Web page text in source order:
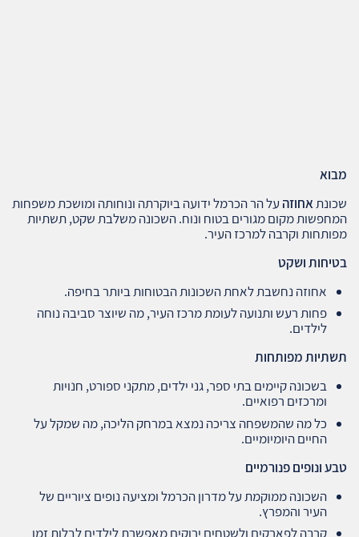
מבוא
שכונתאחוזהעל הר הכרמל ידועה ביוקרתה ונוחותה ומושכת משפחות
המחפשות מקום מגורים בטוח ונוח. השכונה משלבת שקט, תשתיות
מפותחות וקרבה למרכז העיר.
בטיחות ושקט
אחוזה נחשבת לאחת השכונות הבטוחות ביותר בחיפה.
פחות רעש ותנועה לעומת מרכז העיר, מה שיוצר סביבה נוחה
לילדים.
תשתיות מפותחות
בשכונה קיימים בתי ספר, גני ילדים, מתקני ספורט, חנויות
ומרכזים רפואיים.
כל מה שהמשפחה צריכה נמצא במרחק הליכה, מה שמקל על
החיים היומיומיים.
טבע ונופים פנורמיים
השכונה ממוקמת על מדרון הכרמל ומציעה נופים ציוריים של
העיר והמפרץ.
קרבה לפארקים ולשטחים ירוקים מאפשרת לילדים לבלות זמן